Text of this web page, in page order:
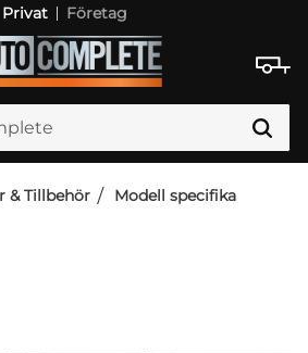
Privat Företag
& Tillbehör Modell specifika